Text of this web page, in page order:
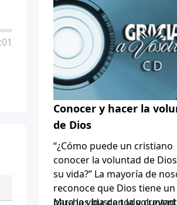
Conocer y hacer la
de Dios
“¿Cómo puede un cristiano
conocer la voluntad de
su vida?” La mayoría de
reconoce que Dios tiene
para la vida de todo
Muchos buscan la